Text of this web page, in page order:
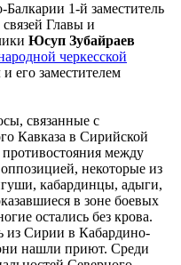
1-й заместитель
Главы и
Юсуп Зубайраев
черкесской
и его заместителем
связанные с
Кавказа в Сирийской
между
некоторые из
кабардинцы, адыги,
в зоне боевых
остались без крова.
из Сирии в Кабардино-
нашли приют. Среди